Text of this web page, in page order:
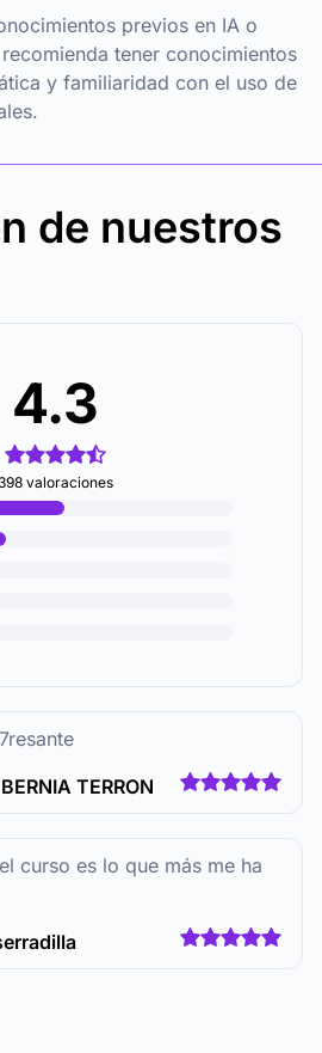
previos en IA o
tener conocimientos
y familiaridad con el uso de
de nuestros
4.3
valoraciones
TERRON
curso es lo que más me ha